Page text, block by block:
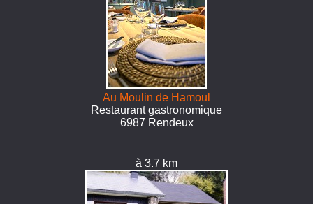
Au Moulin de Hamoul
Restaurant gastronomique
6987 Rendeux
à 3.7 km